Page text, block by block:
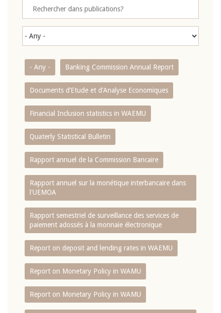
- Any - Banking Commission Annual Report
Documents d’Etude et d’Analyse Economiques
Financial Inclusion statistics in WAEMU
Quaterly Statistical Bulletin
Rapport annuel de la Commission Bancaire
Rapport annuel sur la monétique interbancaire dans
l'UEMOA
Rapport semestriel de surveillance des services de
paiement adossés à la monnaie électronique
Report on deposit and lending rates in WAEMU
Report on Monetary Policy in WAMU
Report on Monetary Policy in WAMU